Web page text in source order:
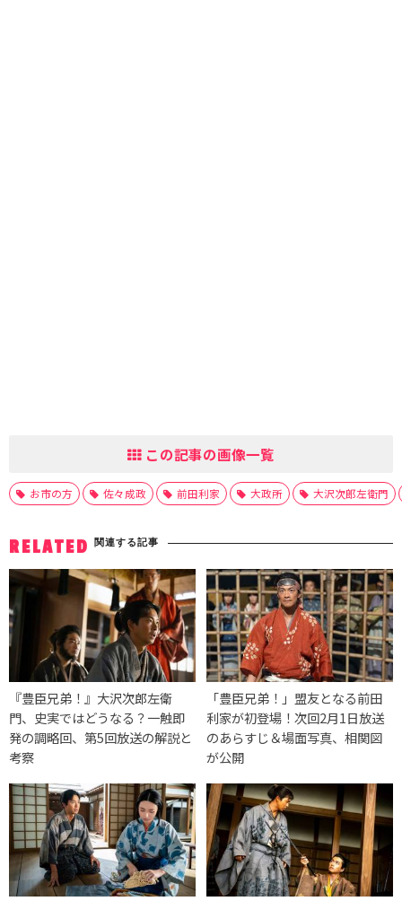
この記事の画像一覧
お市の方 佐々成政 前田利家 大政所 大沢次郎左衛門
RELATED 関連する記事
『豊臣兄弟！』大沢次郎左衛
門、史実ではどうなる？一触即
発の調略回、第5回放送の解説と
考察
「豊臣兄弟！」盟友となる前田
利家が初登場！次回2月1日放送
のあらすじ＆場面写真、相関図
が公開